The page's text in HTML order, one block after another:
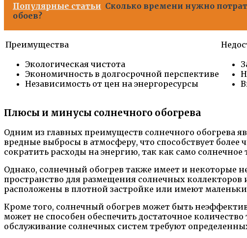
Популярные статьи Сколько времени нужно
обоев?
Преимущества
Экологическая чистота
Экономичность в долгосрочной перспективе
Независимость от цен на энергоресурсы
Плюсы и минусы солнечного обогрева
Одним из главных преимуществ солнечного обогрева
вредные выбросы в атмосферу, что способствует более
сократить расходы на энергию, так как само
Однако, солнечный обогрев также имеет и некоторые
пространство для размещения солнечных
расположены в плотной застройке или имеют
Кроме того, солнечный обогрев может быть
может не способен обеспечить достаточное
обслуживание солнечных систем требуют